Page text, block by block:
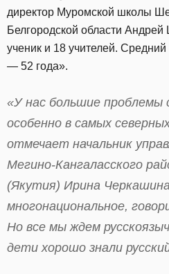
директор Муромской школы
Белгородской области
ученик и 18 учителей.
— 52 года».
«У нас большие проблемы
особенно в самых
отмечает начальник
Мегино-Кангаласского
(Якутия) Ирина
многонациональное,
Но все мы ждем
дети хорошо знали